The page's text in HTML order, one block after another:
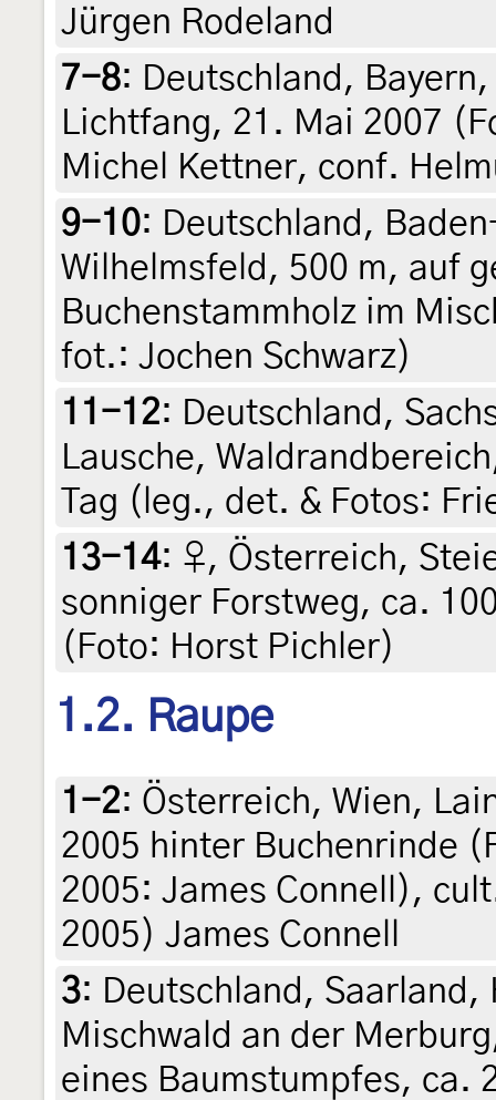
Jürgen Rodeland
7-8: Deutschland,
Lichtfang, 21. Mai 2007
Michel Kettner, conf.
9-10: Deutschland,
Wilhelmsfeld, 500 m, auf
Buchenstammholz im
fot.: Jochen Schwarz)
11-12: Deutschland,
Lausche,
Tag (leg., det. & Fotos:
13-14: ♀, Österreich,
sonniger Forstweg, ca.
(Foto: Horst Pichler)
1.2. Raupe
1-2: Österreich, Wien,
2005 hinter Buchenrinde
2005: James Connell),
2005) James Connell
3: Deutschland,
Mischwald an der
eines Baumstumpfes, ca.